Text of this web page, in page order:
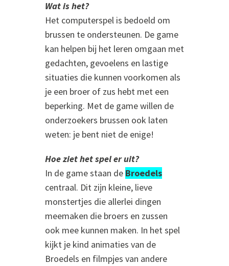
Wat is het?
Het computerspel is bedoeld om
brussen te ondersteunen. De game
kan helpen bij het leren omgaan met
gedachten, gevoelens en lastige
situaties die kunnen voorkomen als
je een broer of zus hebt met een
beperking. Met de game willen de
onderzoekers brussen ook laten
weten: je bent niet de enige!
Hoe ziet het spel er uit?
In de game staan de Broedels
centraal. Dit zijn kleine, lieve
monstertjes die allerlei dingen
meemaken die broers en zussen
ook mee kunnen maken. In het spel
kijkt je kind animaties van de
Broedels en filmpjes van andere